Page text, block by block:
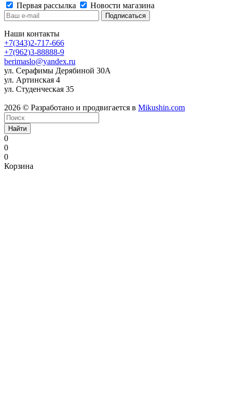
Первая рассылка
Новости магазина
Наши контакты
+7(343)2-717-666
+7(962)3-88888-9
berimaslo@yandex.ru
ул. Серафимы Дерябиной 30А
ул. Артинская 4
ул. Студенческая 35
2026 © Разработано и продвигается в Mikushin.com
Найти
0
0
0
Корзина